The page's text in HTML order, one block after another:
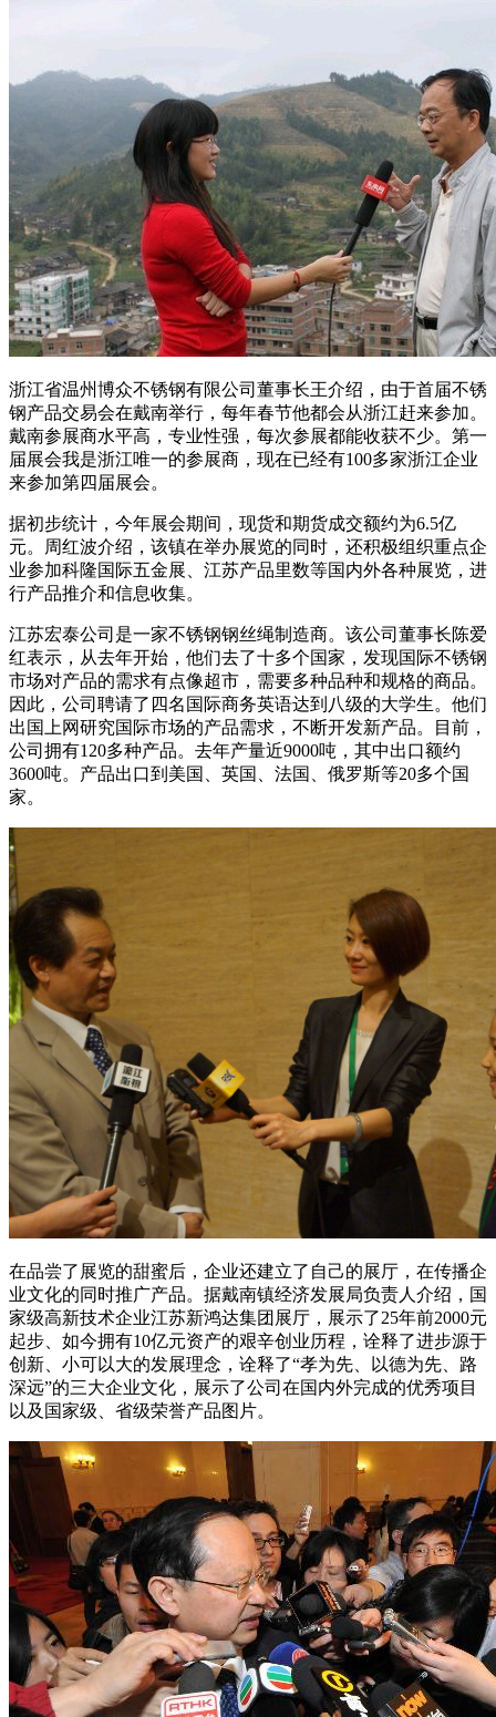
浙江省温州博众不锈钢有限公司董事长王介绍，由于首届不锈
钢产品交易会在戴南举行，每年春节他都会从浙江赶来参加。
戴南参展商水平高，专业性强，每次参展都能收获不少。第一
届展会我是浙江唯一的参展商，现在已经有100多家浙江企业
来参加第四届展会。
据初步统计，今年展会期间，现货和期货成交额约为6.5亿
元。周红波介绍，该镇在举办展览的同时，还积极组织重点企
业参加科隆国际五金展、江苏产品里数等国内外各种展览，进
行产品推介和信息收集。
江苏宏泰公司是一家不锈钢钢丝绳制造商。该公司董事长陈爱
红表示，从去年开始，他们去了十多个国家，发现国际不锈钢
市场对产品的需求有点像超市，需要多种品种和规格的商品。
因此，公司聘请了四名国际商务英语达到八级的大学生。他们
出国上网研究国际市场的产品需求，不断开发新产品。目前，
公司拥有120多种产品。去年产量近9000吨，其中出口额约
3600吨。产品出口到美国、英国、法国、俄罗斯等20多个国
家。
在品尝了展览的甜蜜后，企业还建立了自己的展厅，在传播企
业文化的同时推广产品。据戴南镇经济发展局负责人介绍，国
家级高新技术企业江苏新鸿达集团展厅，展示了25年前2000元
起步、如今拥有10亿元资产的艰辛创业历程，诠释了进步源于
创新、小可以大的发展理念，诠释了“孝为先、以德为先、路
深远”的三大企业文化，展示了公司在国内外完成的优秀项目
以及国家级、省级荣誉产品图片。